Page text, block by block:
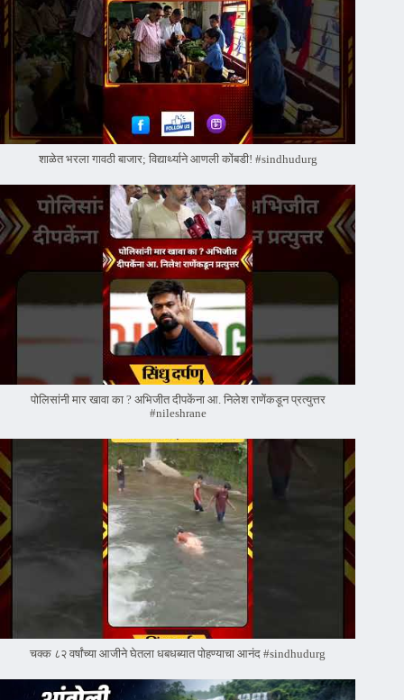
शाळेत भरला गावठी बाजार; विद्यार्थ्याने आणली कोंबडी! #sindhudurg
पोलिसांनी मार खावा का ? अभिजीत दीपकेंना आ. निलेश राणेंकडून प्रत्युत्तर
#nileshrane
चक्क ८२ वर्षांच्या आजीने घेतला धबधब्यात पोहण्याचा आनंद #sindhudurg